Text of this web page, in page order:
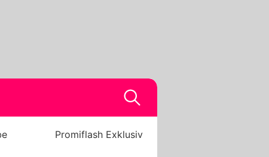
Promiflash Exklusiv